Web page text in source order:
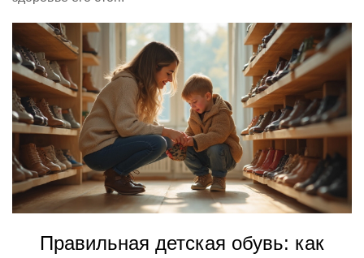
Правильная детская обувь: как